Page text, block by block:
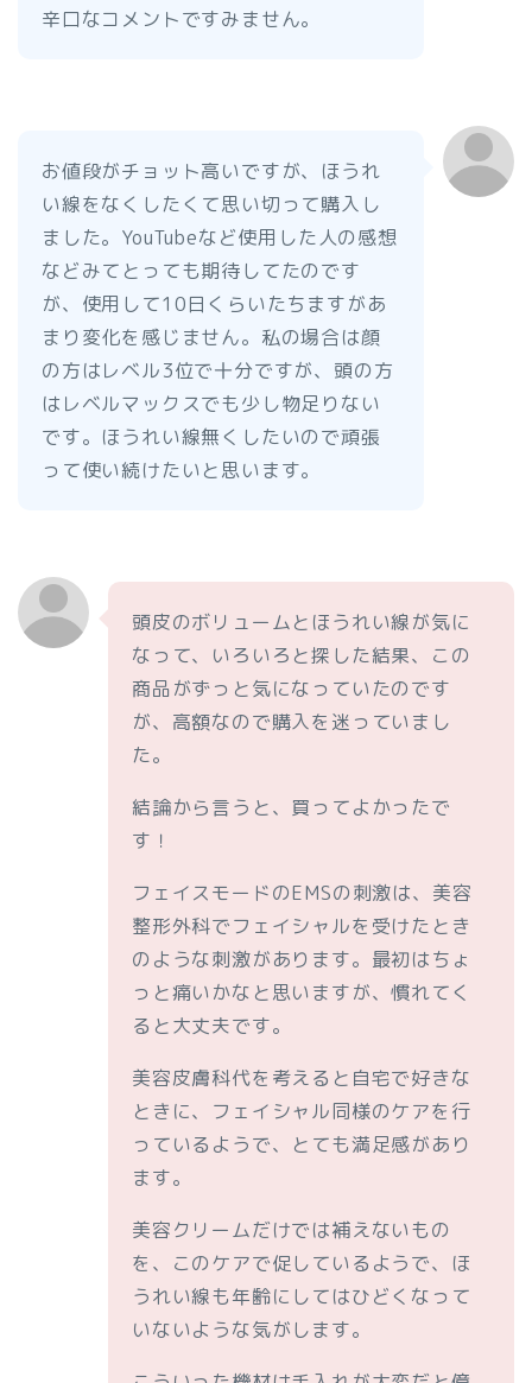
辛口なコメントですみません。
お値段がチョット高いですが、ほうれ
い線をなくしたくて思い切って購入し
ました。YouTubeなど使用した人の感想
などみてとっても期待してたのです
が、使用して10日くらいたちますがあ
まり変化を感じません。私の場合は顔
の方はレベル3位で十分ですが、頭の方
はレベルマックスでも少し物足りない
です。ほうれい線無くしたいので頑張
って使い続けたいと思います。
頭皮のボリュームとほうれい線が気に
なって、いろいろと探した結果、この
商品がずっと気になっていたのです
が、高額なので購入を迷っていまし
た。
結論から言うと、買ってよかったで
す！
フェイスモードのEMSの刺激は、美容
整形外科でフェイシャルを受けたとき
のような刺激があります。最初はちょ
っと痛いかなと思いますが、慣れてく
ると大丈夫です。
美容皮膚科代を考えると自宅で好きな
ときに、フェイシャル同様のケアを行
っているようで、とても満足感があり
ます。
美容クリームだけでは補えないもの
を、このケアで促しているようで、ほ
うれい線も年齢にしてはひどくなって
いないような気がします。